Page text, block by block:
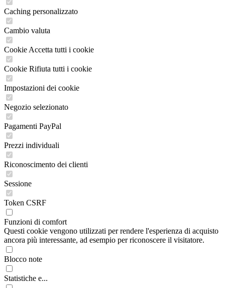
Caching personalizzato
Cambio valuta
Cookie Accetta tutti i cookie
Cookie Rifiuta tutti i cookie
Impostazioni dei cookie
Negozio selezionato
Pagamenti PayPal
Prezzi individuali
Riconoscimento dei clienti
Sessione
Token CSRF
Funzioni di comfort
Questi cookie vengono utilizzati per rendere l'esperienza di acquisto
ancora più interessante, ad esempio per riconoscere il visitatore.
Blocco note
Statistiche e...